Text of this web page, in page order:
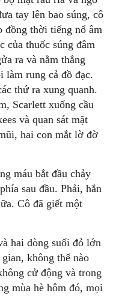
tay lên bao súng, cô
đồng thời tiếng nổ âm
của thuốc súng đâm
ra và nằm thẳng
làm rung cả đồ đạc.
thứ ra xung quanh.
Scarlett xuống cầu
và quan sát mặt
hai con mắt lờ đờ
máu bắt đầu chảy
sau đầu. Phải, hắn
Cô đã giết một
hai dòng suối đỏ lớn
không thể nào
cử động và trong
mùa hè hôm đó, mọi